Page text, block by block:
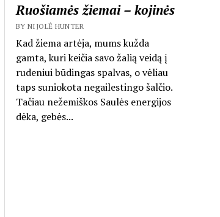
Ruošiamės žiemai – kojinės
BY NIJOLĖ HUNTER
Kad žiema artėja, mums kužda
gamta, kuri keičia savo žalią veidą į
rudeniui būdingas spalvas, o vėliau
taps suniokota negailestingo šalčio.
Tačiau nežemiškos Saulės energijos
dėka, gebės...